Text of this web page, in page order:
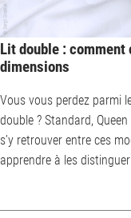
Lit double :
dimensions
Vous vous perdez parmi
double ? Standard,
s’y retrouver entre ces
apprendre à les